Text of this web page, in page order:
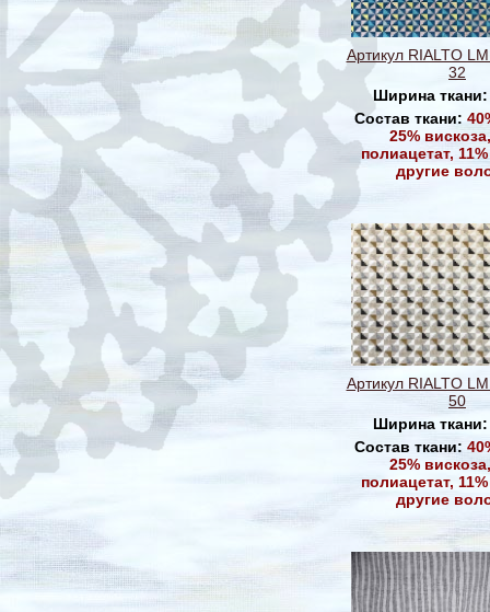
Артикул RIALTO
32
Ширина
Состав ткани:
25%
полиацетат,
другие
Артикул RIALTO
50
Ширина
Состав ткани:
25%
полиацетат,
другие